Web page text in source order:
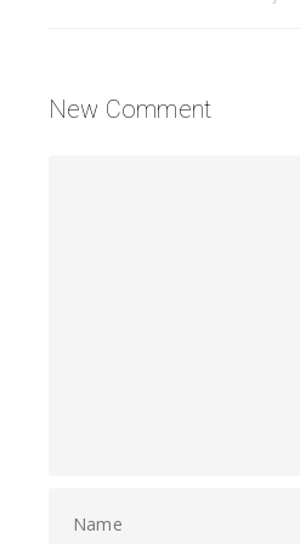
New Comment